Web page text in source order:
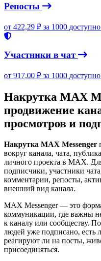
Репосты
от 422,29 ₽ за 1000
Участники в чат
от 917,00 ₽ за 1000
Накрутка MAX
продвижение
просмотров и
Накрутка MAX Messenger
вокруг канала, чата,
личного проекта в MAX.
подписчики, участники
комментарии, репосты,
внешний вид канала.
MAX Messenger — это
коммуникации, где важны
к каналу или сообществу.
людей уже подписано, есть
реагируют ли на посты,
присоединяться.